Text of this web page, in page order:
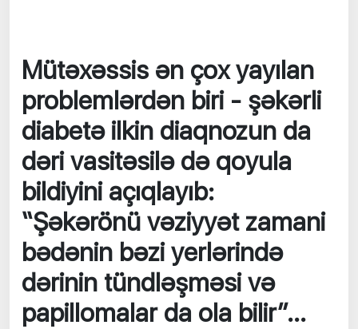
Mütəxəssis ən çox yayılan
problemlərdən biri - şəkərli
diabetə ilkin diaqnozun da
dəri vasitəsilə də qoyula
bildiyini açıqlayıb:
“Şəkərönü vəziyyət zamani
bədənin bəzi yerlərində
dərinin tündləşməsi və
papillomalar da ola bilir”...